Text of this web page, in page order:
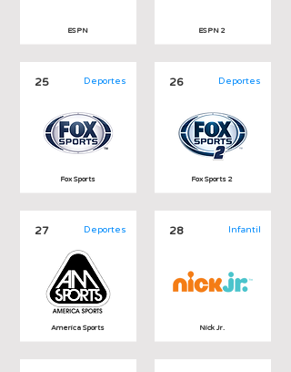
ESPN
Fox Sports
25 Deportes
America Sports
27 Deportes
ESPN 2
Fox Sports 2
26 Deportes
Nick Jr.
28 Infantil